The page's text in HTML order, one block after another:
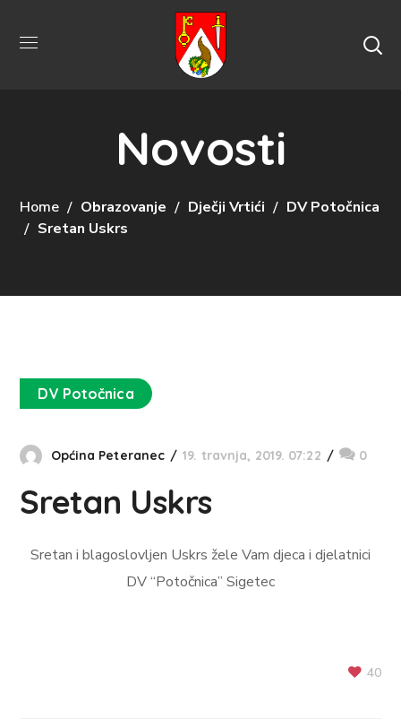
Novosti
Home Obrazovanje Dječji Vrtići
DV Potočnica
Sretan Uskrs
DV Potočnica
Općina Peteranec 19. travnja, 2019. 07:22 0
Sretan Uskrs
Sretan i blagoslovljen Uskrs žele Vam djeca i djelatnici
DV “Potočnica” Sigetec
40